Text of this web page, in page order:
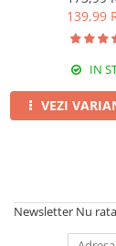
139,99
IN
VEZI
Newsletter Nu